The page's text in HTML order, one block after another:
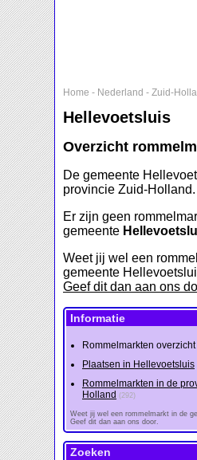
Home - Nederland - Zuid-
Hellevoetsluis
Overzicht
De gemeente
provincie Zuid-Holland.
Er zijn geen
gemeente
Weet jij wel een
gemeente
Geef dit dan aan ons
Informatie
Rommelmarkten overzicht
Plaatsen in Hellevoetsluis
Rommelmarkten in de
Holland (292)
Weet jij wel een rommelmarkt in de
Geef dit dan aan ons door.
Zoeken